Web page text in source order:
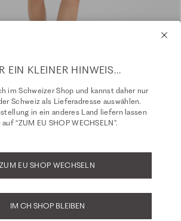
EIN KLEINER HINWEIS...
im Schweizer Shop und kannst daher nur
Schweiz als Lieferadresse auswählen.
in ein anderes Land liefern lassen
“ZUM EU SHOP WECHSELN”.
ZUM EU SHOP WECHSELN
IM CH SHOP BLEIBEN